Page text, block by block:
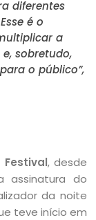
diferentes
é o
a
sobretudo,
o público”,
Festival, desde
assinatura do
da noite
teve início em